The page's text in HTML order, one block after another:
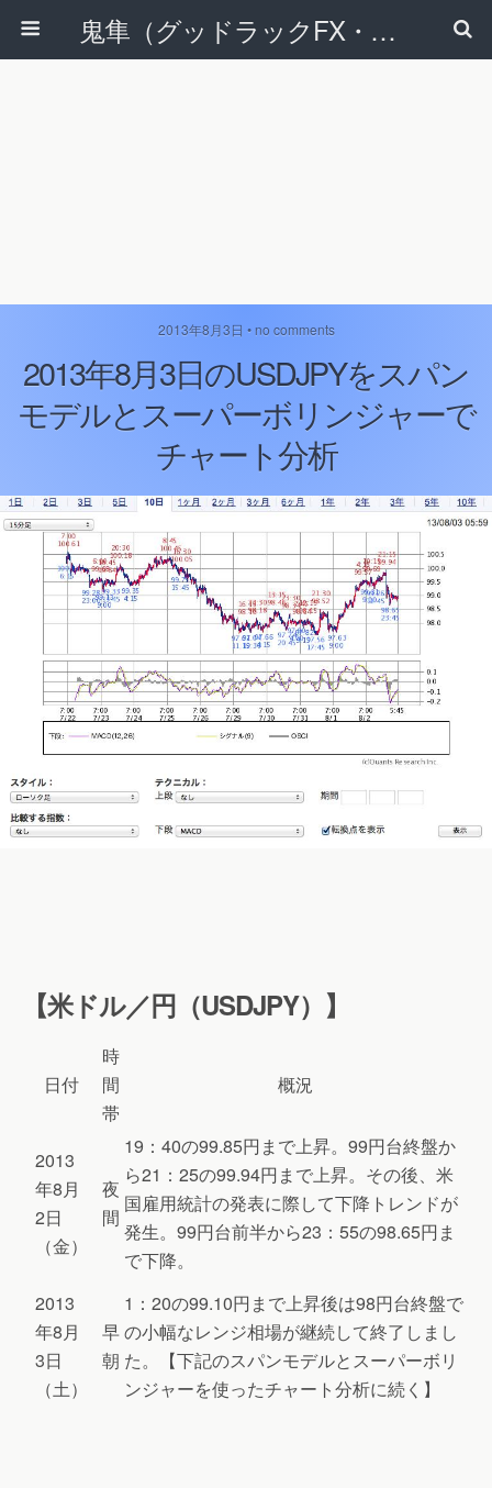
鬼隼（グッドラックFX・改）
2013年8月3日 • no comments
2013年8月3日のUSDJPYをスパン
モデルとスーパーボリンジャーで
チャート分析
【米ドル／円（USDJPY）】
日付
時
間
帯
概況
2013
年8月
2日
（金）
夜
間
19：40の99.85円まで上昇。99円台終盤か
ら21：25の99.94円まで上昇。その後、米
国雇用統計の発表に際して下降トレンドが
発生。99円台前半から23：55の98.65円ま
で下降。
2013
年8月
3日
（土）
早
朝
1：20の99.10円まで上昇後は98円台終盤で
の小幅なレンジ相場が継続して終了しまし
た。【下記のスパンモデルとスーパーボリ
ンジャーを使ったチャート分析に続く】